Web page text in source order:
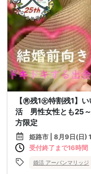
【㊚残1㊛特割残1】
活 男性女性とも25
方限定
姫路市 | 8月9日(日)
受付終了まで16時間
婚活 アーバンマリッジ